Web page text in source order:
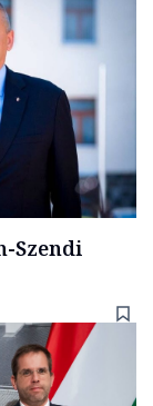
Szendi